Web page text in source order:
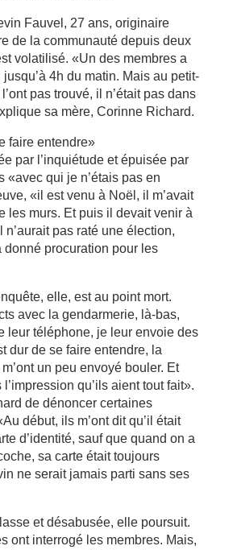
Fauvel, 27 ans, originaire
de la communauté depuis deux
volatilisé. «Un des membres a
4h du matin. Mais au petit-
pas trouvé, il n’était pas dans
sa mère, Corinne Richard.
faire entendre»
par l’inquiétude et épuisée par
«avec qui je n’étais pas en
«il est venu à Noël, il m’avait
les murs. Et puis il devait venir à
n’aurait pas raté une élection,
donné procuration pour les
elle, est au point mort.
avec la gendarmerie, là-bas,
leur téléphone, je leur envoie des
dur de se faire entendre, la
un peu envoyé bouler. Et
l’impression qu’ils aient tout fait».
de dénoncer certaines
début, ils m’ont dit qu’il était
d’identité, sauf que quand on a
sa carte était toujours
ne serait jamais parti sans ses
et désabusée, elle poursuit.
ont interrogé les membres. Mais,